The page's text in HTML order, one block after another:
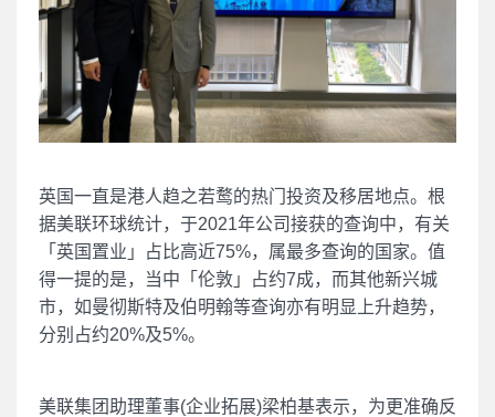
英国一直是港人趋之若鹜的热门投资及移居地点。根
据美联环球统计，于2021年公司接获的查询中，有关
「英国置业」占比高近75%，属最多查询的国家。值
得一提的是，当中「伦敦」占约7成，而其他新兴城
市，如曼彻斯特及伯明翰等查询亦有明显上升趋势，
分别占约20%及5%。
美联集团助理董事(企业拓展)梁柏基表示，为更准确反